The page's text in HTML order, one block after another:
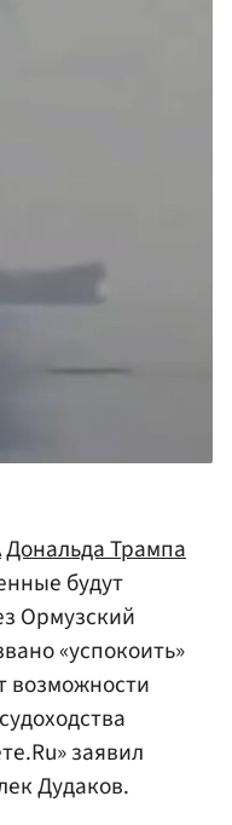
Дональда Трампа
будут
Ормузский
«успокоить»
возможности
заявил
Дудаков.